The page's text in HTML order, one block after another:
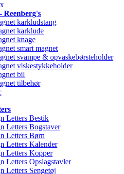
Reenberg's
karkludstang
karklude
knage
smart magnet
svampe & opvaskebørsteholder
viskestykkeholder
bil
tilbehør
Letters Bestik
Letters Bogstaver
Letters Børn
Letters Kalender
Letters Kopper
Letters Opslagstavler
Letters Sengetøj